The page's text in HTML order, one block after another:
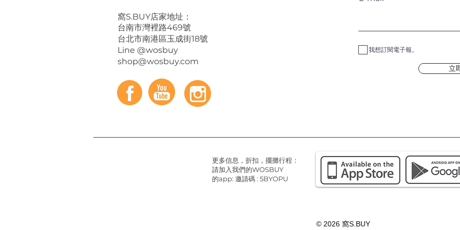
​窩S.BUY店家地址：
台南市灣裡路469號
台北市南港區玉成街18號
Line @wosbuy
shop@wosbuy.com
我想訂閱電子報。
立
更多信息，折扣，擺攤行程：
請加入我們的WOSBUY
的app: 邀請碼 : 5BYOPU
© 2026 窩S.BUY